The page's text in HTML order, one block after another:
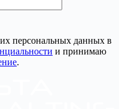
персональных данных в
и принимаю
.